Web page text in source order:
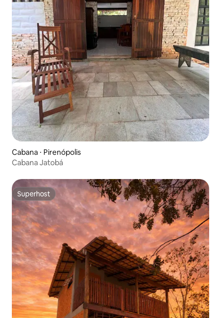
Cabana ⋅ Pirenópolis
Cabana Jatobá
Superhost
Superhost